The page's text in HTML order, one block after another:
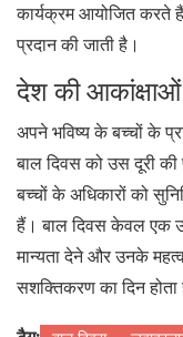
कार्यक्रम आयोजित करते
प्रदान की जाती है।
देश की
अपने भविष्य के बच्चों के
बाल दिवस को उस दूरी
बच्चों के अधिकारों को
हैं। बाल दिवस केवल एक
मान्यता देने और उनके
सशक्तिकरण का दिन होता